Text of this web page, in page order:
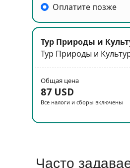
Оплатите позже
Тур Природы и
Тур Природы и
Общая цена
87 USD
Все налоги и сборы включены
Часто